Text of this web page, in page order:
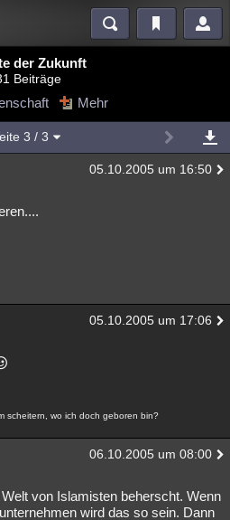
Blogs
Mystery Kriminalfälle
der Zukunft
Beiträge
Mehr
3 / 3
05.10.2005 um 16:50
05.10.2005 um 17:06
scheitern, wo ich doch geboren bin?
06.10.2005 um 08:00
von Islamisten beherscht. Wenn
wird das so sein. Dann